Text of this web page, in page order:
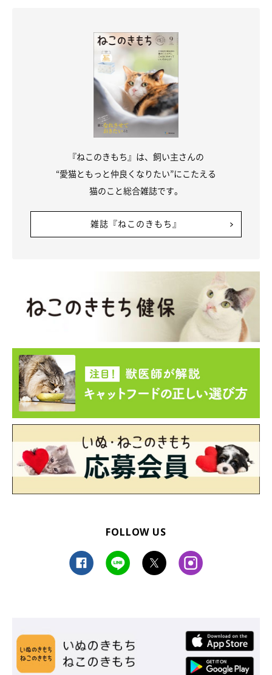
までピンと立てて集中し、情報を得ようとします。周囲で発生し
ている音や、観察の対象となる動くものに対する興味・関心が強
ければ強いほど、房毛までピンと立てるようです。
顔と違う方向に向けているとき
顔と違う方向に耳を向けるのは、周囲の状況を把握したいときで
す。好奇心や警戒心が強い場合は、耳だけでなく目や顔を向けて
状況を把握しようとしますが、少し気になる程度であれば、耳だ
けを気になる音がする方に向けて確認をします。
少し外に向けているとき
穏やかな気持ちでのんびりしているときには、耳を少しだけ外側
きのように穏やかです。
『ねこのきもち』は、飼い主さんの
“愛猫ともっと仲良くなりたい”にこたえる
猫のこと総合雑誌です。
雑誌『ねこのきもち』
FOLLOW US